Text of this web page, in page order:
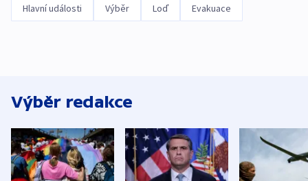
Hlavní události Výběr Loď Evakuace
Výběr redakce